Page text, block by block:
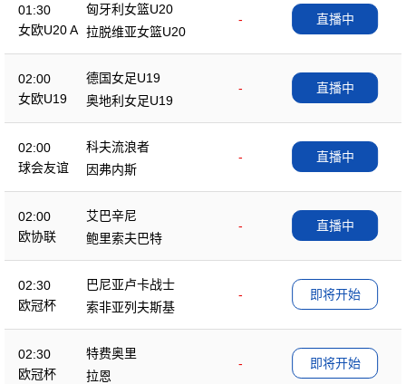
01:30
女欧U20 A
匈牙利女篮U20
-
拉脱维亚女篮U20
直播中
02:00
女欧U19
德国女足U19
-
奥地利女足U19
直播中
02:00
球会友谊
科夫流浪者
-
因弗内斯
直播中
02:00
欧协联
艾巴辛尼
-
鲍里索夫巴特
直播中
02:30
欧冠杯
巴尼亚卢卡战士
-
索非亚列夫斯基
即将开始
02:30
欧冠杯
特费奥里
-
拉恩
即将开始